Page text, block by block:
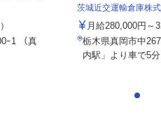
ｰ1 （真
茨城近交運輸倉庫株
月給280,000円～
栃木県真岡市中
内駅」より車で5分